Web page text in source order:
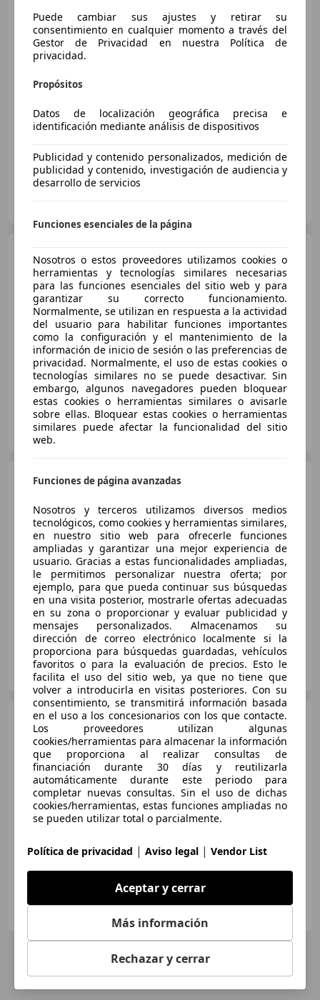
Jeep Compass 2.0 Mjt
Limited 4x4 AD Aut. 125kW
09/2017 120.094 km Diésel 125 kW (170 CV)
OPENING EDITION 4X4 AUTO
170CV 5P # PARKTRON
€ 13.850
Buen precio
07/2017 114.000 km Gasolina 125 kW (170 CV)
AUTOFESA
ES-28430 ALPEDRETE
Jeep Compass
€ 12.790
Sincomparación
10/2017 120.213 km Gasolina 103 kW (140 CV)
FLEXICAR ALICANTE.
ES-03007 ALICANTE
Jeep Compass 2.0 Mjt
Limited 4x4 AD 103kW
€ 13.790
Súperoferta
FLEXICAR MADRID GRUPO
Puede cambiar sus ajustes y retirar su
consentimiento en cualquier momento a través del
Gestor de Privacidad en nuestra Política de
privacidad.
Propósitos
Datos de localización geográfica precisa e
identificación mediante análisis de dispositivos
Publicidad y contenido personalizados, medición de
publicidad y contenido, investigación de audiencia y
desarrollo de servicios
Funciones esenciales de la página
Nosotros o estos proveedores utilizamos cookies o
herramientas y tecnologías similares necesarias
para las funciones esenciales del sitio web y para
garantizar su correcto funcionamiento.
Normalmente, se utilizan en respuesta a la actividad
del usuario para habilitar funciones importantes
como la configuración y el mantenimiento de la
información de inicio de sesión o las preferencias de
privacidad. Normalmente, el uso de estas cookies o
tecnologías similares no se puede desactivar. Sin
embargo, algunos navegadores pueden bloquear
estas cookies o herramientas similares o avisarle
sobre ellas. Bloquear estas cookies o herramientas
similares puede afectar la funcionalidad del sitio
web.
Funciones de página avanzadas
Nosotros y terceros utilizamos diversos medios
tecnológicos, como cookies y herramientas similares,
en nuestro sitio web para ofrecerle funciones
ampliadas y garantizar una mejor experiencia de
usuario. Gracias a estas funcionalidades ampliadas,
le permitimos personalizar nuestra oferta; por
ejemplo, para que pueda continuar sus búsquedas
en una visita posterior, mostrarle ofertas adecuadas
en su zona o proporcionar y evaluar publicidad y
mensajes personalizados. Almacenamos su
dirección de correo electrónico localmente si la
proporciona para búsquedas guardadas, vehículos
favoritos o para la evaluación de precios. Esto le
facilita el uso del sitio web, ya que no tiene que
volver a introducirla en visitas posteriores. Con su
consentimiento, se transmitirá información basada
en el uso a los concesionarios con los que contacte.
Los proveedores utilizan algunas
cookies/herramientas para almacenar la información
que proporciona al realizar consultas de
financiación durante 30 días y reutilizarla
automáticamente durante este periodo para
completar nuevas consultas. Sin el uso de dichas
cookies/herramientas, estas funciones ampliadas no
se pueden utilizar total o parcialmente.
Política de privacidad | Aviso legal | Vendor List
Aceptar y cerrar
Más información
Rechazar y cerrar